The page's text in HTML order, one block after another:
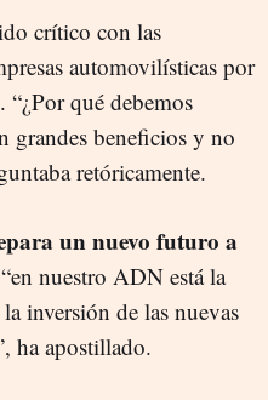
crítico con las
automovilísticas por
“¿Por qué debemos
grandes beneficios y no
retóricamente.
un nuevo futuro a
nuestro ADN está la
inversión de las nuevas
ha apostillado.